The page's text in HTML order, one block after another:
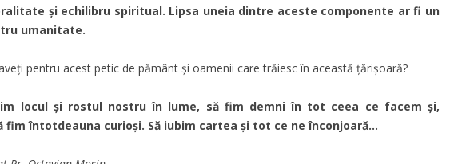
și echilibru spiritual. Lipsa uneia dintre aceste componente ar fi un
umanitate.
pentru acest petic de pământ și oamenii care trăiesc în această țărișoară?
locul și rostul nostru în lume, să fim demni în tot ceea ce facem și,
fim întotdeauna curioși. Să iubim cartea și tot ce ne înconjoară…